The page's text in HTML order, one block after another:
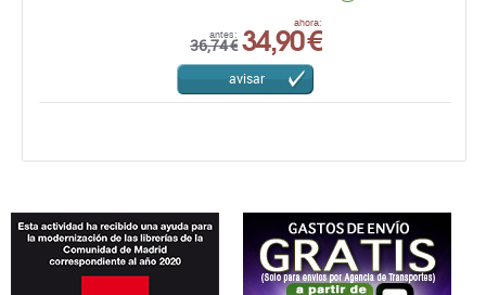
antes:
36,74 €
ahora:
34,90 €
avisar